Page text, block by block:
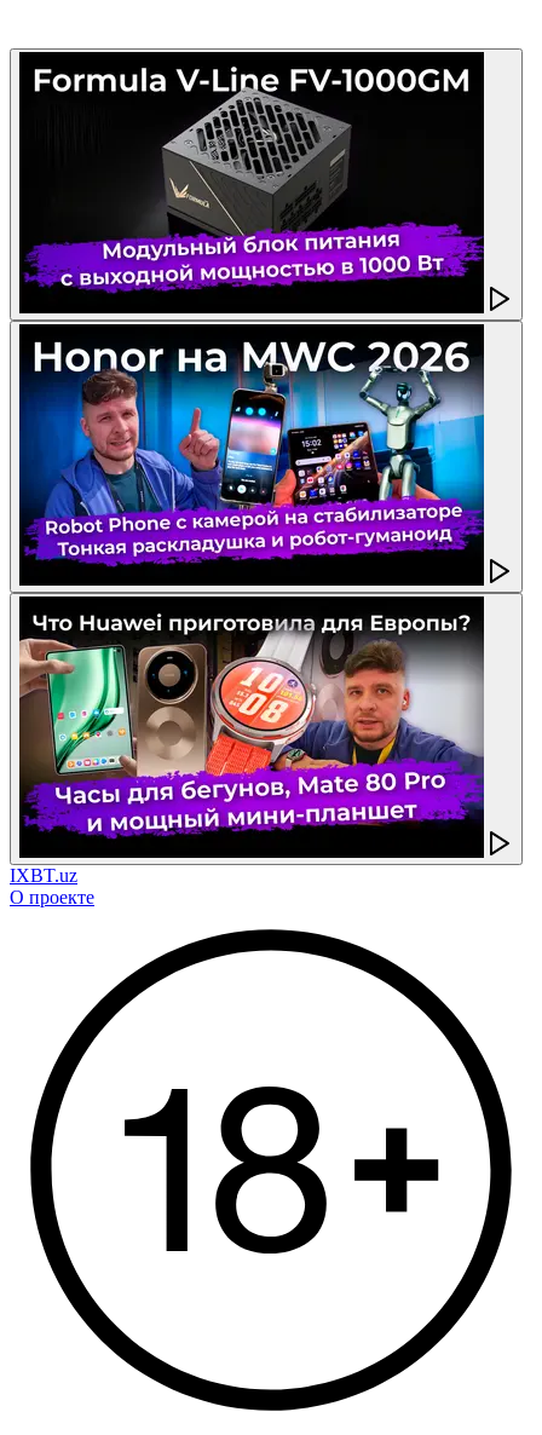
IXBT.uz
О проекте